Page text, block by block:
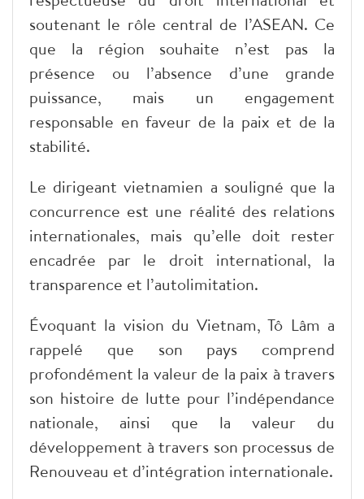
soutenant le rôle central de l’ASEAN. Ce
que la région souhaite n’est pas la
présence ou l’absence d’une grande
puissance, mais un engagement
responsable en faveur de la paix et de la
stabilité.
Le dirigeant vietnamien a souligné que la
concurrence est une réalité des relations
internationales, mais qu’elle doit rester
encadrée par le droit international, la
transparence et l’autolimitation.
Évoquant la vision du Vietnam, Tô Lâm a
rappelé que son pays comprend
profondément la valeur de la paix à travers
son histoire de lutte pour l’indépendance
nationale, ainsi que la valeur du
développement à travers son processus de
Renouveau et d’intégration internationale.